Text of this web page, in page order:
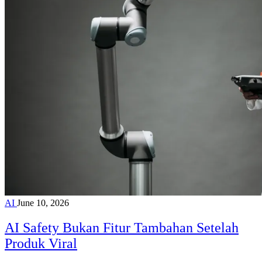
AI June 10, 2026
AI Safety Bukan Fitur Tambahan Setelah
Produk Viral